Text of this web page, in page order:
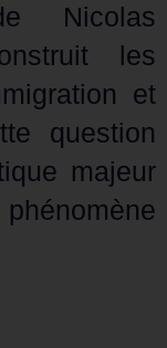
Nicolas
les
et
question
majeur